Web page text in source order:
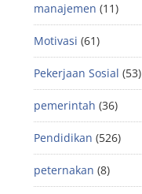
manajemen (11)
Motivasi (61)
Pekerjaan Sosial (53)
pemerintah (36)
Pendidikan (526)
peternakan (8)